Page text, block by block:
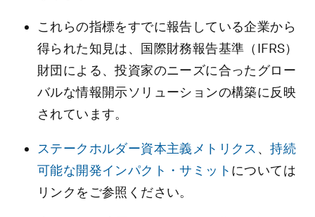
これらの指標をすでに報告している企業から
得られた知見は、国際財務報告基準（IFRS）
財団による、投資家のニーズに合ったグロー
バルな情報開示ソリューションの構築に反映
されています。
ステークホルダー資本主義メトリクス 、持続
可能な開発インパクト・サミット については
リンクをご参照ください。